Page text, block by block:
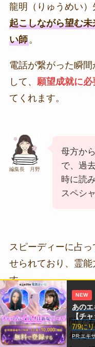
龍明（りゅうめい）
起こしながら望む
い師。
電話が繋がった瞬
して、 願望成就に
てくれます。
編集長 月野
母方か
で、過
時に読
スペシ
スピーディーに占
せられており、霊
す。
短い時間で
えてくれた
NEW
あの
【チャ
7/9に
PR:エキ